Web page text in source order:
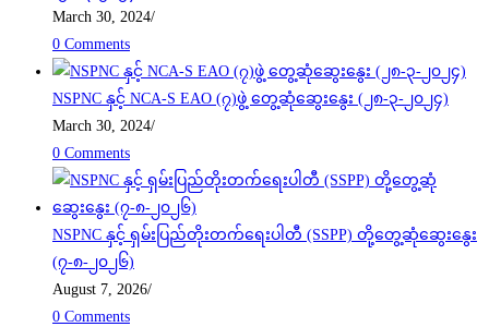
March 30, 2024/
0 Comments
NSPNC နှင့် NCA-S EAO (၇)ဖွဲ့ တွေ့ဆုံဆွေးနွေး (၂၈-၃-၂၀၂၄)
March 30, 2024/
0 Comments
NSPNC နှင့် ရှမ်းပြည်တိုးတက်ရေးပါတီ (SSPP) တို့တွေ့ဆုံဆွေးနွေး
(၇-၈-၂၀၂၆)
August 7, 2026/
0 Comments